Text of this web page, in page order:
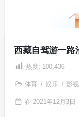
西藏自驾游一路
热度: 100,436
体育 / 娱乐 / 影视
在 2021年12月3日